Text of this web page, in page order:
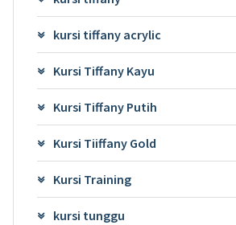
kursi tiffany acrylic
Kursi Tiffany Kayu
Kursi Tiffany Putih
Kursi Tiiffany Gold
Kursi Training
kursi tunggu